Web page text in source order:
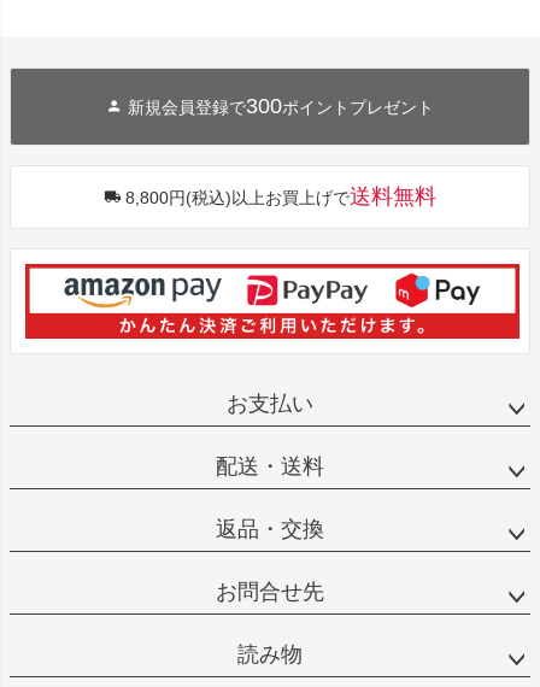
新規会員登録で300ポイントプレゼント
8,800円(税込)以上お買上げで送料無料
お支払い
配送・送料
返品・交換
お問合せ先
読み物